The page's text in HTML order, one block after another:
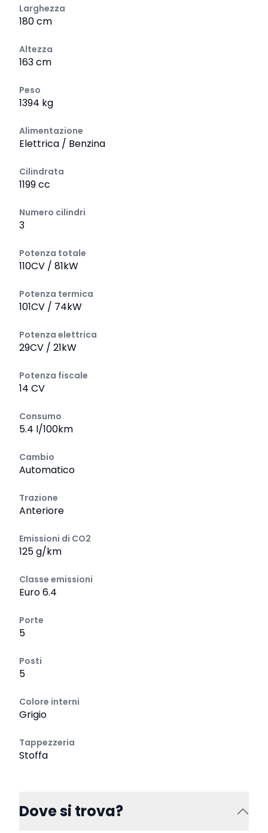
Larghezza
180 cm
Altezza
163 cm
Peso
1394 kg
Alimentazione
Elettrica / Benzina
Cilindrata
1199 cc
Numero cilindri
3
Potenza totale
110CV / 81kW
Potenza termica
101CV / 74kW
Potenza elettrica
29CV / 21kW
Potenza fiscale
14 CV
Consumo
5.4 l/100km
Cambio
Automatico
Trazione
Anteriore
Emissioni di CO2
125 g/km
Classe emissioni
Euro 6.4
Porte
5
Posti
5
Colore interni
Grigio
Tappezzeria
Stoffa
Dove si trova?